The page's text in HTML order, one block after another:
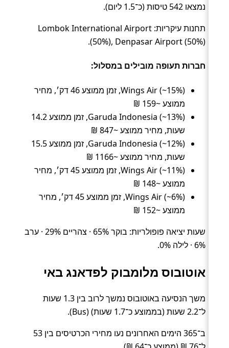
נמצאו 542 טיסות (כ־1.5 ליום).
תחנות עיקריות: Lombok International Airport
(50%), Denpasar Airport (50%).
חברות תעופה מובילים במסלול:
Wings Air (~15%), זמן ממוצע 46 דק׳, מחיר
ממוצע ~159 ₪
Garuda Indonesia (~13%), זמן ממוצע 14.2
שעות, מחיר ממוצע ~847 ₪
Garuda Indonesia (~12%), זמן ממוצע 15.5
שעות, מחיר ממוצע ~1166 ₪
Wings Air (~11%), זמן ממוצע 45 דק׳, מחיר
ממוצע ~148 ₪
Wings Air (~6%), זמן ממוצע 45 דק׳, מחיר
ממוצע ~152 ₪
שעות יציאה פופולריות: בוקר 65% · צהריים 29% · ערב
6% · לילה 0%.
אוטובוס מלומבוק לפדאנג באי
משך הנסיעה באוטובוס נמשך לרוב בין 1.3 שעות
ל־2.2 שעות (בממוצע כ־1.7 שעות) (Bus).
ב־365 הימים האחרונים נעו מחירי הכרטיסים בין 53